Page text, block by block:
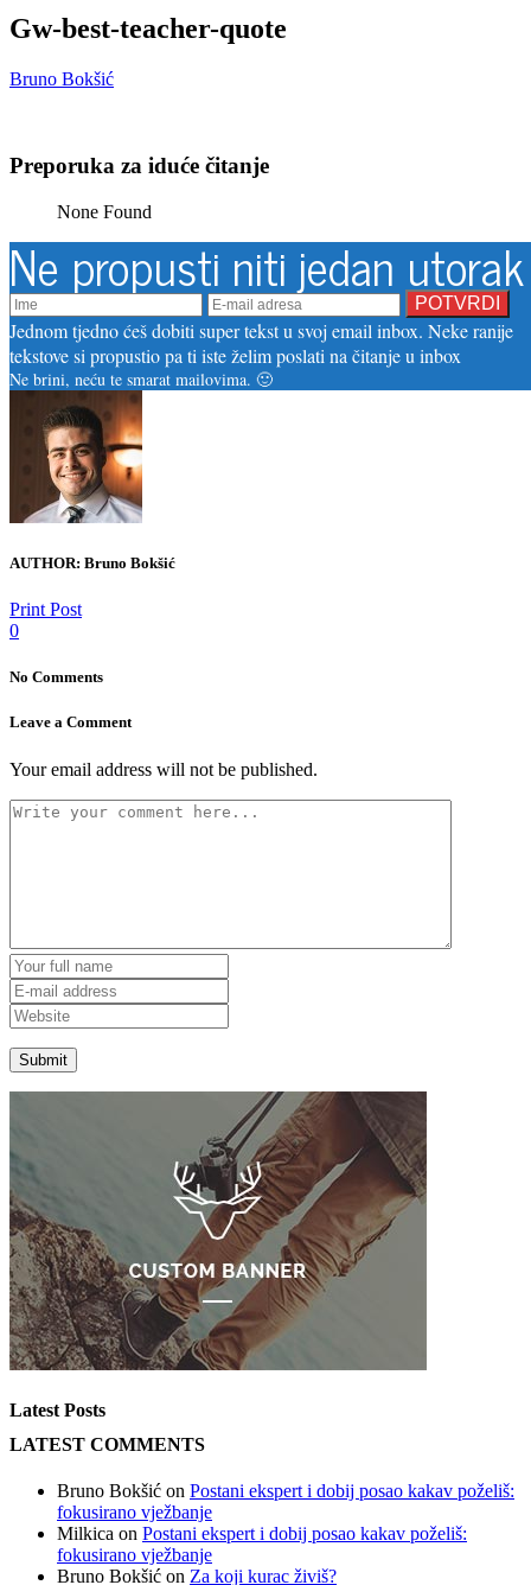
Gw-best-teacher-quote
Bruno Bokšić
Preporuka za iduće čitanje
None Found
Ne propusti niti jedan utorak
Jednom tjedno ćeš dobiti super tekst u svoj email inbox. Neke ranije
tekstove si propustio pa ti iste želim poslati na čitanje u inbox
Ne brini, neću te smarat mailovima. 🙂
AUTHOR: Bruno Bokšić
Print Post
0
No Comments
Leave a Comment
Your email address will not be published.
Latest Posts
LATEST COMMENTS
Bruno Bokšić on Postani ekspert i dobij posao kakav poželiš:
fokusirano vježbanje
Milkica on Postani ekspert i dobij posao kakav poželiš:
fokusirano vježbanje
Bruno Bokšić on Za koji kurac živiš?